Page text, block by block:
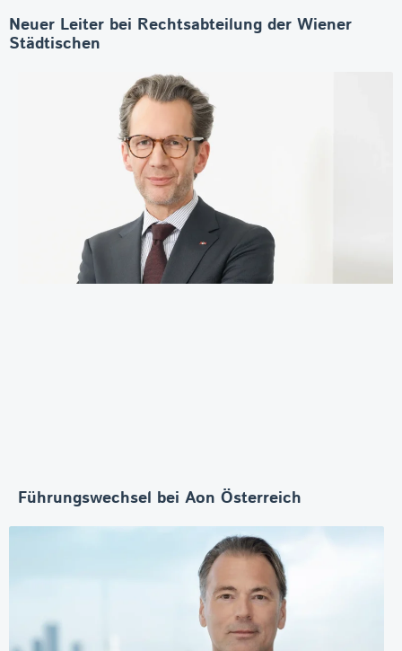
Neuer Leiter bei Rechtsabteilung der Wiener
Städtischen
Führungswechsel bei Aon Österreich